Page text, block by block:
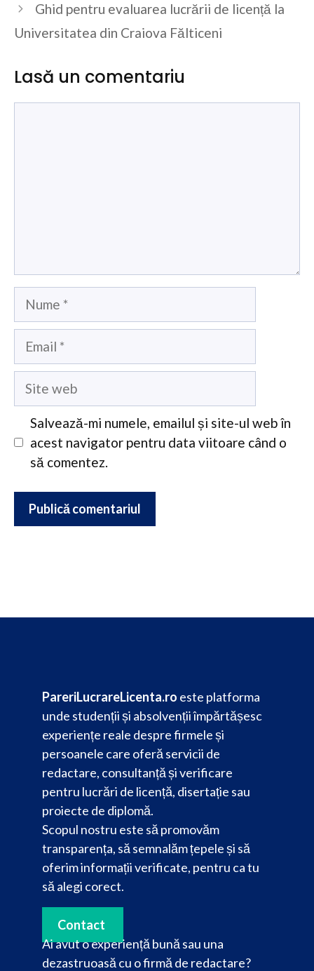
Ghid pentru evaluarea lucrării de licență la
Universitatea din Craiova Fălticeni
Lasă un comentariu
web
Salvează-mi numele, emailul și site-ul web în
acest navigator pentru data viitoare când o
să comentez.
PareriLucrareLicenta.ro este platforma
unde studenții și absolvenții împărtășesc
experiențe reale despre firmele și
persoanele care oferă servicii de
redactare, consultanță și verificare
pentru lucrări de licență, disertație sau
proiecte de diplomă.
Scopul nostru este să promovăm
transparența, să semnalăm țepele și să
oferim informații verificate, pentru ca tu
să alegi corect.
Contact
Ai avut o experiență bună sau una
dezastruoasă cu o firmă de redactare?